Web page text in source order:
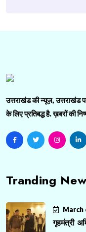
उत्तराखंड की न्यूज़, उत्तराखंड
के लिए प्रतिबद्ध है. ख़बरों की
Tranding
March
गृहमंत्री